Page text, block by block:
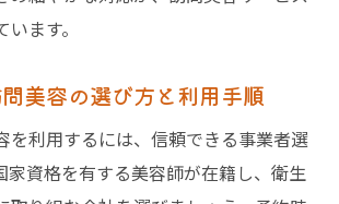
ます。
美容の選び方と利用手順
を利用するには、信頼できる事業者選
家資格を有する美容師が在籍し、衛生